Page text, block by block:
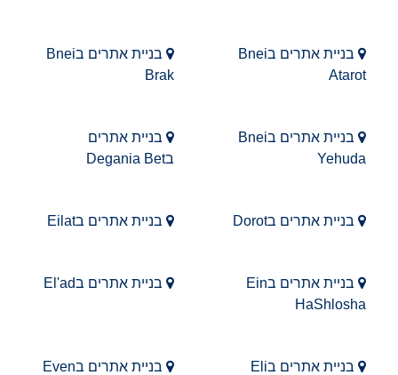
בניית אתרים בBnei
Atarot
בניית אתרים בBnei
Brak
בניית אתרים בBnei
Yehuda
בניית אתרים
בDegania Bet
בניית אתרים בDorot בניית אתרים בEilat
בניית אתרים בEin
HaShlosha
בניית אתרים בEl'ad
בניית אתרים בEli
בניית אתרים בEven